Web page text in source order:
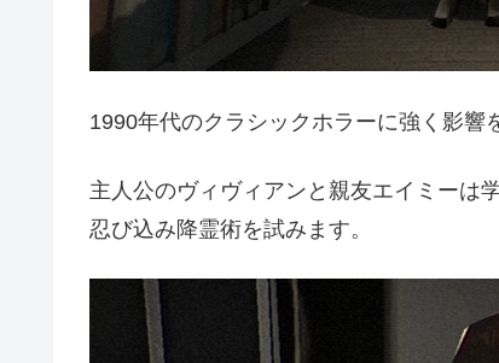
1990年代のクラシックホラーに強く影響
主人公のヴィヴィアンと親友エイミーは
忍び込み降霊術を試みます。